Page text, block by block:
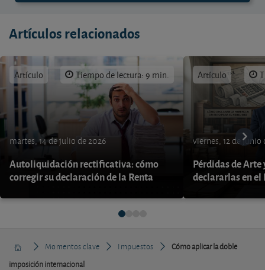
Artículos relacionados
Artículo Tiempo de lectura: 9 min.
martes, 14 de julio de 2026
Autoliquidación rectificativa: cómo
corregir su declaración de la Renta
Artículo
viernes, 12 de junio
Pérdidas de
declararlas en el
Momentos clave Impuestos
Cómo aplicar la doble
imposición internacional